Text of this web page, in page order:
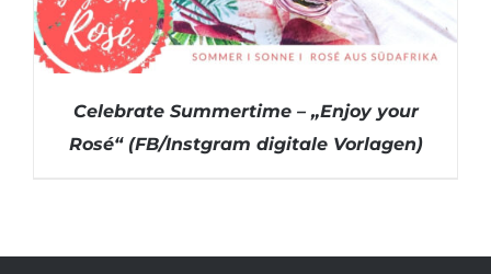
DETAILS
Celebrate Summertime – „Enjoy your
Rosé“ (FB/Instgram digitale Vorlagen)